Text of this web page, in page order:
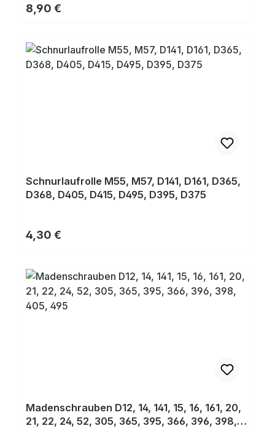
Regulärer Preis:
8,90 €
Schnurlaufrolle M55, M57, D141, D161, D365,
D368, D405, D415, D495, D395, D375
Regulärer Preis:
4,30 €
Madenschrauben D12, 14, 141, 15, 16, 161, 20,
21, 22, 24, 52, 305, 365, 395, 366, 396, 398,